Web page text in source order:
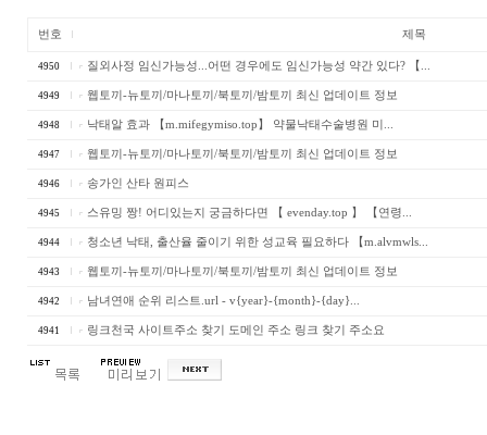
번호 제목
4950 질외사정 임신가능성...어떤 경우에도 임신가능성 약간 있다? 【...
4949 웹토끼-뉴토끼/마나토끼/북토끼/밤토끼 최신 업데이트 정보
4948 낙태알 효과 【m.mifegymiso.top】 약물낙태수술병원 미...
4947 웹토끼-뉴토끼/마나토끼/북토끼/밤토끼 최신 업데이트 정보
4946 송가인 산타 원피스
4945 스유밍 짱! 어디있는지 궁금하다면 【 evenday.top 】 【연령...
4944 청소년 낙태, 출산율 줄이기 위한 성교육 필요하다 【m.alvmwls...
4943 웹토끼-뉴토끼/마나토끼/북토끼/밤토끼 최신 업데이트 정보
4942 남­녀­연­애 순위 리스트.url - v{year}-{month}-{day}...
4941 링크천국 사이트주소 찾기 도메인 주소 링크 찾기 주소요